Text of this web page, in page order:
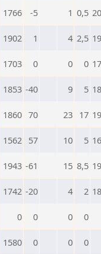
1766 -5 1 0,5
1902 1 4 2,5
1703 0 0 0
1853 -40 9 5
1860 70 23 17
1562 57 10 5
1943 -61 15 8,5
1742 -20 4 2
0 0 0 0
1580 0 0 0